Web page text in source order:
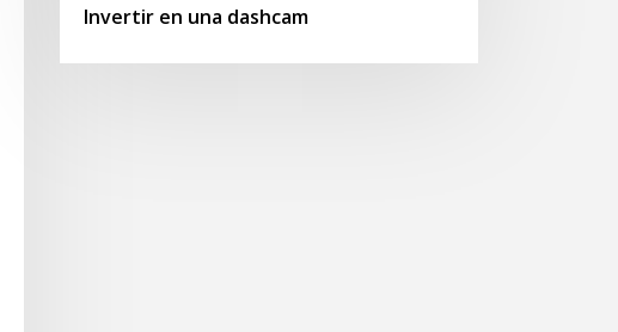
Invertir en una dashcam